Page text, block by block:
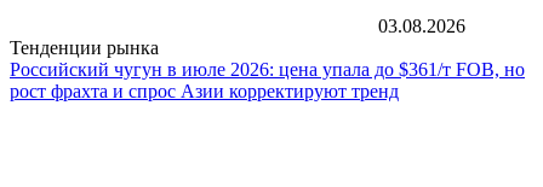
03.08.2026
Тенденции рынка
Российский чугун в июле 2026: цена упала до $361/т FOB, но
рост фрахта и спрос Азии корректируют тренд